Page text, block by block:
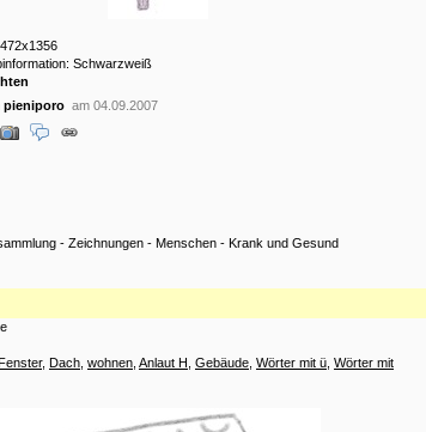
Schwarzweiß
pieniporo am 04.09.2007
- Zeichnungen - Menschen - Krank und Gesund
, Dach wohnen Anlaut H Gebäude Wörter mit ü Wörter mit